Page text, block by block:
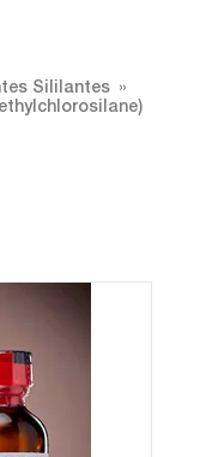
Sililantes